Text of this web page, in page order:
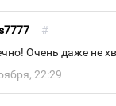
#
Очень даже не
22:29